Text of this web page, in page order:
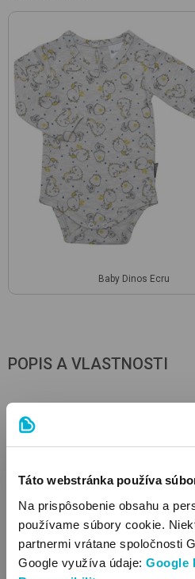
Táto webstránka používa
Na prispôsobenie obsahu a
používame súbory cookie.
partnermi vrátane spoločnosti
Google využíva údaje: Google
Baby Dinos Ecru
POPIS A VLASTNOSTI
60% bavlna , 35% polyester ,
Vlastnosti
Druh materiálu: bavlna
Strih: vzadu patentové, s
nohami na patenty
Dĺžka rukávov: dlhé